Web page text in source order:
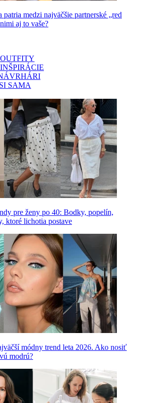
patria medzi najväčšie partnerské „red
aj to vaše?
SAMA
pre ženy po 40: Bodky, popelín,
ktoré lichotia postave
módny trend leta 2026. Ako nosiť
modrú?